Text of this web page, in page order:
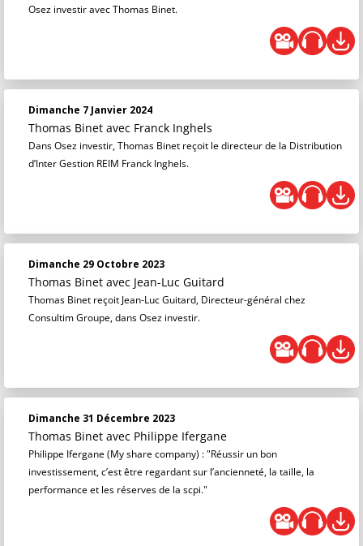
Osez investir avec Thomas Binet.
Dimanche 7 Janvier 2024
Thomas Binet avec Franck Inghels
Dans Osez investir, Thomas Binet reçoit le directeur de la Distribution
d’Inter Gestion REIM Franck Inghels.
Dimanche 29 Octobre 2023
Thomas Binet avec Jean-Luc Guitard
Thomas Binet reçoit Jean-Luc Guitard, Directeur-général chez
Consultim Groupe, dans Osez investir.
Dimanche 31 Décembre 2023
Thomas Binet avec Philippe Ifergane
Philippe Ifergane (My share company) : "Réussir un bon
investissement, c’est être regardant sur l’ancienneté, la taille, la
performance et les réserves de la scpi."